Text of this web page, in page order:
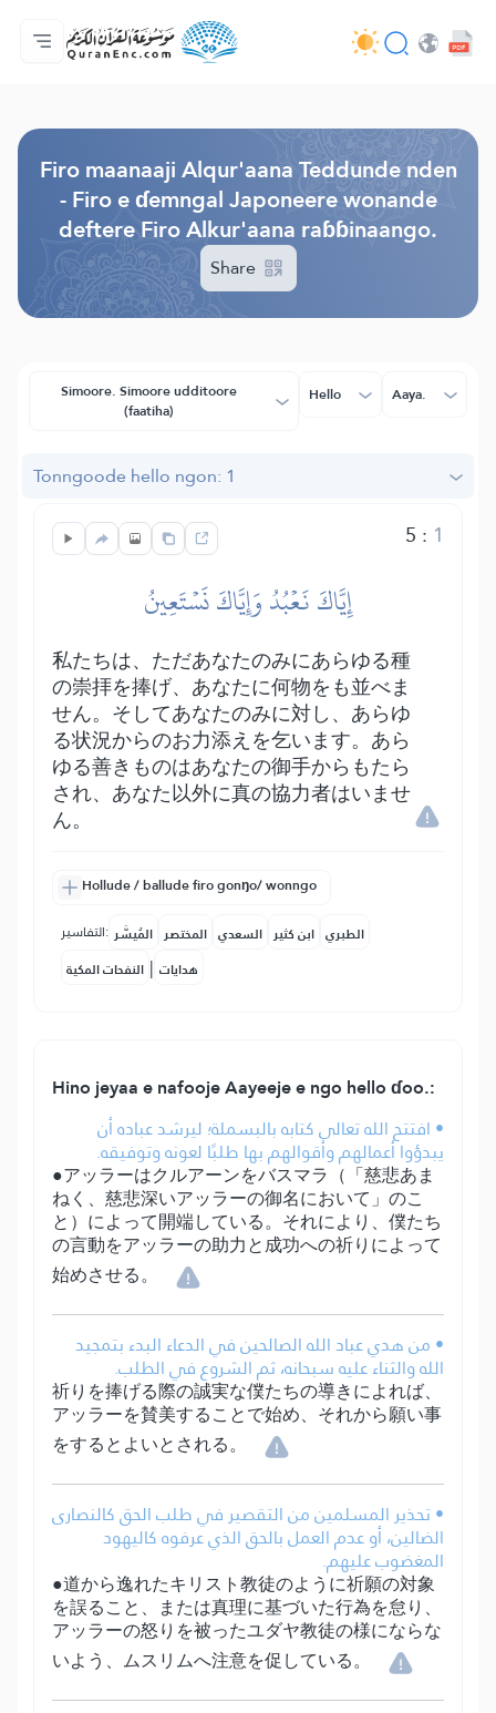
Jaɓɓorgo
Loowdi firooji ɗi
Audio
Golleeji topayɓe ( heyɗintinooɓe) ɓen - API
Fii eɓɓoore nde
Humpo'ndir e amen
Ɗemngal
Firo maanaaji Alqur'aana Teddunde nden
- Firo e ɗemngal Japoneere wonande
deftere Firo Alkur'aana raɓɓinaango.
Share
Simoore. Simoore udditoore
(faatiha)
Hello Aaya.
Tonngoode hello ngon: 1
5 : 1
إِيَّاكَ نَعۡبُدُ وَإِيَّاكَ نَسۡتَعِينُ
私たちは、ただあなたのみにあらゆる種
の崇拝を捧げ、あなたに何物をも並べま
せん。そしてあなたのみに対し、あらゆ
る状況からのお力添えを乞います。あら
ゆる善きものはあなたの御手からもたら
され、あなた以外に真の協力者はいませ
ん。
Hollude / ballude firo gonŋo/ wonngo
التفاسير: المُيسَّر المختصر السعدي ابن كثير الطبري
النفحات المكية | هدايات
Hino jeyaa e nafooje Aayeeje e ngo hello ɗoo.:
• افتتح الله تعالى كتابه بالبسملة؛ ليرشد عباده أن
يبدؤوا أعمالهم وأقوالهم بها طلبًا لعونه وتوفيقه.
●アッラーはクルアーンをバスマラ（「慈悲あま
ねく、慈悲深いアッラーの御名において」のこ
と）によって開端している。それにより、僕たち
の言動をアッラーの助力と成功への祈りによって
始めさせる。
• من هدي عباد الله الصالحين في الدعاء البدء بتمجيد
الله والثناء عليه سبحانه، ثم الشروع في الطلب.
祈りを捧げる際の誠実な僕たちの導きによれば、
アッラーを賛美することで始め、それから願い事
をするとよいとされる。
• تحذير المسلمين من التقصير في طلب الحق كالنصارى
الضالين، أو عدم العمل بالحق الذي عرفوه كاليهود
المغضوب عليهم.
●道から逸れたキリスト教徒のように祈願の対象
を誤ること、または真理に基づいた行為を怠り、
アッラーの怒りを被ったユダヤ教徒の様にならな
いよう、ムスリムへ注意を促している。